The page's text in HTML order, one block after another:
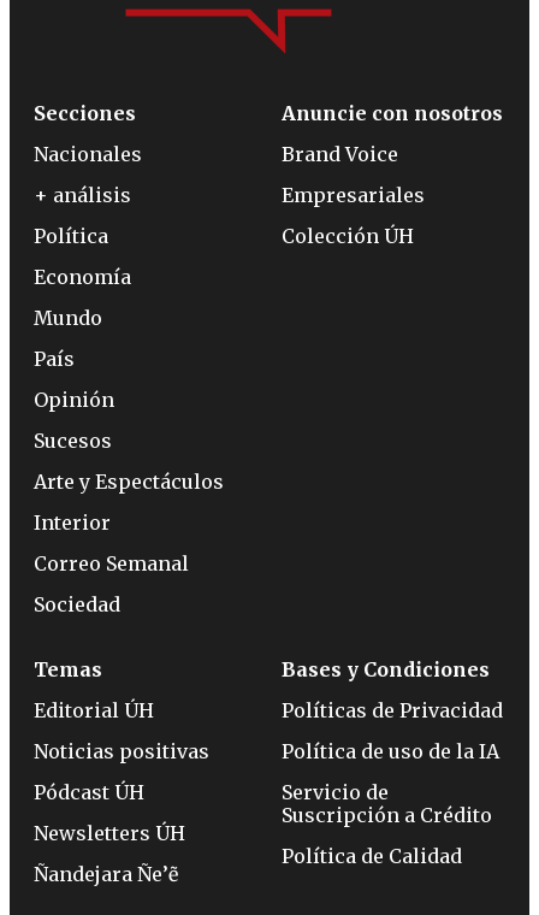
Secciones
Nacionales
+ análisis
Política
Economía
Mundo
País
Opinión
Sucesos
Arte y Espectáculos
Interior
Correo Semanal
Sociedad
Anuncie con nosotros
Brand Voice
Empresariales
Colección ÚH
Temas
Editorial ÚH
Noticias positivas
Pódcast ÚH
Newsletters ÚH
Ñandejara Ñe’ẽ
Bases y Condiciones
Políticas de Privacidad
Política de uso de la IA
Servicio de
Suscripción a Crédito
Política de Calidad